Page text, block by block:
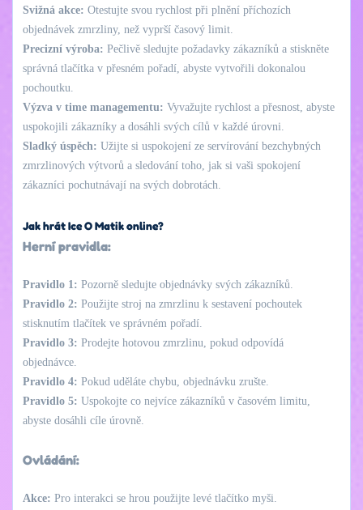
Svižná akce: Otestujte svou rychlost při plnění příchozích
objednávek zmrzliny, než vyprší časový limit.
Precizní výroba: Pečlivě sledujte požadavky zákazníků a stiskněte
správná tlačítka v přesném pořadí, abyste vytvořili dokonalou
pochoutku.
Výzva v time managementu: Vyvažujte rychlost a přesnost, abyste
uspokojili zákazníky a dosáhli svých cílů v každé úrovni.
Sladký úspěch: Užijte si uspokojení ze servírování bezchybných
zmrzlinových výtvorů a sledování toho, jak si vaši spokojení
zákazníci pochutnávají na svých dobrotách.
Jak hrát Ice O Matik online?
Herní pravidla:
Pravidlo 1: Pozorně sledujte objednávky svých zákazníků.
Pravidlo 2: Použijte stroj na zmrzlinu k sestavení pochoutek
stisknutím tlačítek ve správném pořadí.
Pravidlo 3: Prodejte hotovou zmrzlinu, pokud odpovídá
objednávce.
Pravidlo 4: Pokud uděláte chybu, objednávku zrušte.
Pravidlo 5: Uspokojte co nejvíce zákazníků v časovém limitu,
abyste dosáhli cíle úrovně.
Ovládání:
Akce: Pro interakci se hrou použijte levé tlačítko myši.